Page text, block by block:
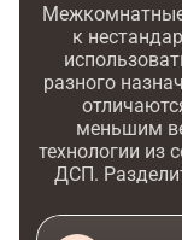
к
разного
меньшим
технологии из
ДСП.